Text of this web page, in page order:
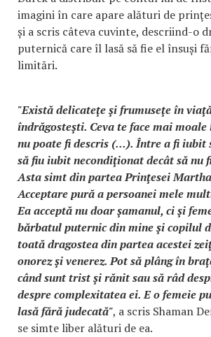
imagini în care apare alături de
și a scris câteva cuvinte, descriind-o
puternică care îl lasă să fie el însuși
limitări.
"Există delicateţe şi frumuseţe în
îndrăgosteşti. Ceva te face mai
nu poate fi descris (...). Între a fi iubit
să fiu iubit necondiţionat decât să nu
Asta simt din partea Prinţesei
Acceptare pură a persoanei mele
Ea acceptă nu doar şamanul, ci şi
bărbatul puternic din mine şi copilul
toată dragostea din partea acestei
onorez şi venerez. Pot să plâng în
când sunt trist şi rănit sau să râd
despre complexitatea ei. E o femeie
lasă fără judecată", a scris Shaman
se simte liber alături de ea.